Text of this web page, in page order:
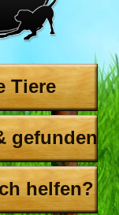
Tiere
gefunden
helfen?